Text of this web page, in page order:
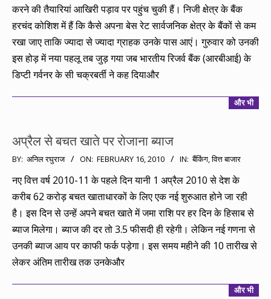
करने की तैयारियां आखिरी पड़ाव पर पहुंच चुकी हैं। निजी क्षेत्र के बैंक
हरचंद कोशिश में हैं कि कैसे अपना बेस रेट सार्वजनिक क्षेत्र के बैंकों से कम
रखा जाए ताकि ज्यादा से ज्यादा ग्राहक उनके पास आएं। गुरुवार को उनकी
इस होड़ में नया पहलू तब जुड़ गया जब भारतीय रिजर्व बैंक (आरबीआई) के
डिप्टी गर्वनर के सी चक्रबर्ती ने कह दियाऔर
और भी
अप्रैल से बचत खाते पर रोजाना ब्याज
2010-
02-
16
BY: अनिल रघुराज ON: FEBRUARY 16, 2010 IN: बैंकिंग,वित्त बाजार
नए वित्त वर्ष 2010-11 के पहले दिन यानी 1 अप्रैल 2010 से देश के
करीब 62 करोड़ बचत खाताधारकों के लिए एक नई शुरुआत होने जा रही
है। इस दिन से उन्हें अपने बचत खाते में जमा राशि पर हर दिन के हिसाब से
ब्याज मिलेगा। ब्याज की दर तो 3.5 फीसदी ही रहेगी। लेकिन नई गणना से
उनकी ब्याज आय पर काफी फर्क पड़ेगा। इस समय महीने की 10 तारीख से
लेकर अंतिम तारीख तक उनकेऔर
और भी